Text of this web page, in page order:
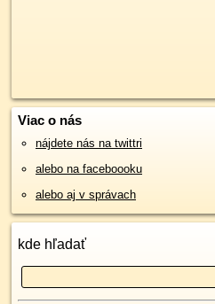
Viac o nás
nájdete nás na twittri
alebo na faceboooku
alebo aj v správach
kde hľadať